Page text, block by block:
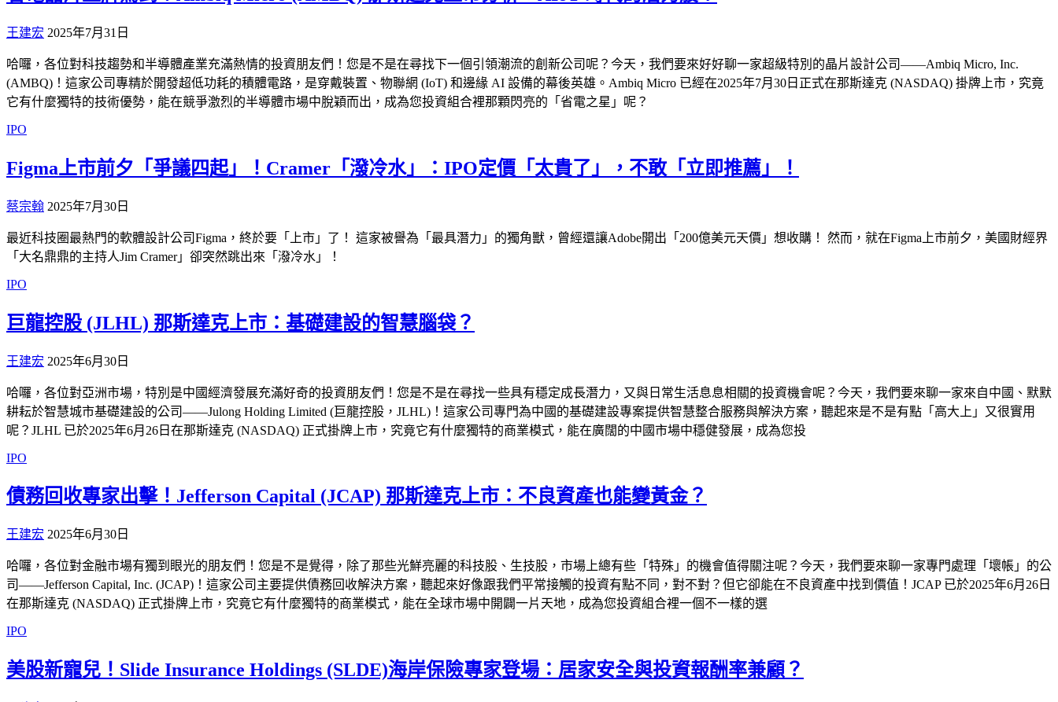
王建宏 2025年7月31日
哈囉，各位對科技趨勢和半導體產業充滿熱情的投資朋友們！您是不是在尋找下一個引領潮流的創新公司呢？今天，我們要來好好聊一家超級特別的晶片設計公司——Ambiq Micro, Inc.
(AMBQ)！這家公司專精於開發超低功耗的積體電路，是穿戴裝置、物聯網 (IoT) 和邊緣 AI 設備的幕後英雄。Ambiq Micro 已經在2025年7月30日正式在那斯達克 (NASDAQ) 掛牌上市，究竟
它有什麼獨特的技術優勢，能在競爭激烈的半導體市場中脫穎而出，成為您投資組合裡那顆閃亮的「省電之星」呢？
IPO
Figma上市前夕「爭議四起」！Cramer「潑冷水」：IPO定價「太貴了」，不敢「立即推薦」！
蔡宗翰 2025年7月30日
最近科技圈最熱門的軟體設計公司Figma，終於要「上市」了！ 這家被譽為「最具潛力」的獨角獸，曾經還讓Adobe開出「200億美元天價」想收購！ 然而，就在Figma上市前夕，美國財經界
「大名鼎鼎的主持人Jim Cramer」卻突然跳出來「潑冷水」！
IPO
巨龍控股 (JLHL) 那斯達克上市：基礎建設的智慧腦袋？
王建宏 2025年6月30日
哈囉，各位對亞洲市場，特別是中國經濟發展充滿好奇的投資朋友們！您是不是在尋找一些具有穩定成長潛力，又與日常生活息息相關的投資機會呢？今天，我們要來聊一家來自中國、默默
耕耘於智慧城市基礎建設的公司——Julong Holding Limited (巨龍控股，JLHL)！這家公司專門為中國的基礎建設專案提供智慧整合服務與解決方案，聽起來是不是有點「高大上」又很實用
呢？JLHL 已於2025年6月26日在那斯達克 (NASDAQ) 正式掛牌上市，究竟它有什麼獨特的商業模式，能在廣闊的中國市場中穩健發展，成為您投
IPO
債務回收專家出擊！Jefferson Capital (JCAP) 那斯達克上市：不良資產也能變黃金？
王建宏 2025年6月30日
哈囉，各位對金融市場有獨到眼光的朋友們！您是不是覺得，除了那些光鮮亮麗的科技股、生技股，市場上總有些「特殊」的機會值得關注呢？今天，我們要來聊一家專門處理「壞帳」的公
司——Jefferson Capital, Inc. (JCAP)！這家公司主要提供債務回收解決方案，聽起來好像跟我們平常接觸的投資有點不同，對不對？但它卻能在不良資產中找到價值！JCAP 已於2025年6月26日
在那斯達克 (NASDAQ) 正式掛牌上市，究竟它有什麼獨特的商業模式，能在全球市場中開闢一片天地，成為您投資組合裡一個不一樣的選
IPO
美股新寵兒！Slide Insurance Holdings (SLDE)海岸保險專家登場：居家安全與投資報酬率兼顧？